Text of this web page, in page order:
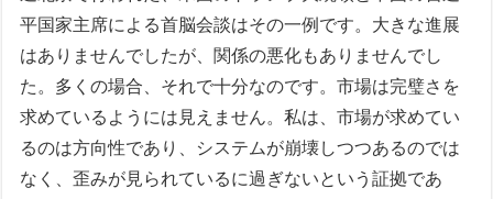
平国家主席による首脳会談はその一例です。大きな進展
はありませんでしたが、関係の悪化もありませんでし
た。多くの場合、それで十分なのです。市場は完璧さを
求めているようには見えません。私は、市場が求めてい
るのは方向性であり、システムが崩壊しつつあるのでは
なく、歪みが見られているに過ぎないという証拠であ